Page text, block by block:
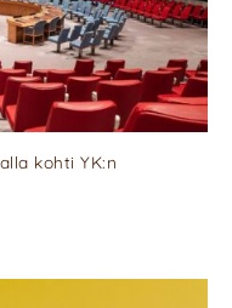
kohti YK:n